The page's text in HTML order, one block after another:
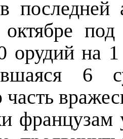
последней
орудий на 1
6